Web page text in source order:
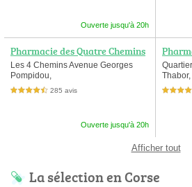
Ouverte jusqu'à 20h
Pharmacie des Quatre Chemins
Les 4 Chemins Avenue Georges
Pompidou,
4,5 étoiles sur 5 285 avis
Ouverte jusqu'à 20h
Thabor,
4,5 étoiles
Afficher tout
La sélection en Corse